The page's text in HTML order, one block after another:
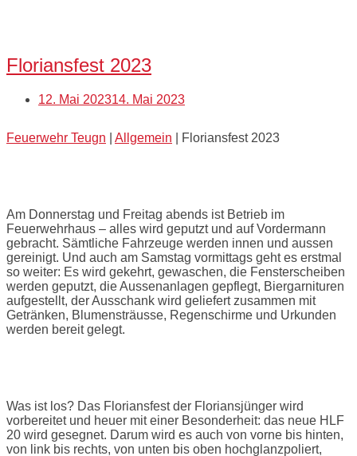
Floriansfest 2023
12. Mai 202314. Mai 2023
Feuerwehr Teugn Allgemein Floriansfest 2023
Am Donnerstag und Freitag abends ist Betrieb im
Feuerwehrhaus – alles wird geputzt und auf Vordermann
gebracht. Sämtliche Fahrzeuge werden innen und aussen
gereinigt. Und auch am Samstag vormittags geht es erstmal
so weiter: Es wird gekehrt, gewaschen, die Fensterscheiben
werden geputzt, die Aussenanlagen gepflegt, Biergarnituren
aufgestellt, der Ausschank wird geliefert zusammen mit
Getränken, Blumensträusse, Regenschirme und Urkunden
werden bereit gelegt.
Was ist los? Das Floriansfest der Floriansjünger wird
vorbereitet und heuer mit einer Besonderheit: das neue HLF
20 wird gesegnet. Darum wird es auch von vorne bis hinten,
von link bis rechts, von unten bis oben hochglanzpoliert,